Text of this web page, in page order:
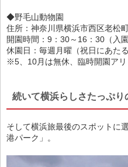
◆野毛山動物園
住所：神奈川県横浜市西区老松
開園時間：9：30～16：30（入
休園日：毎週月曜（祝日にあた
※5、10月は無休、臨時開園アリ
続いて横浜らしさたっぷり
そして横浜旅最後のスポットに
港パーク」。